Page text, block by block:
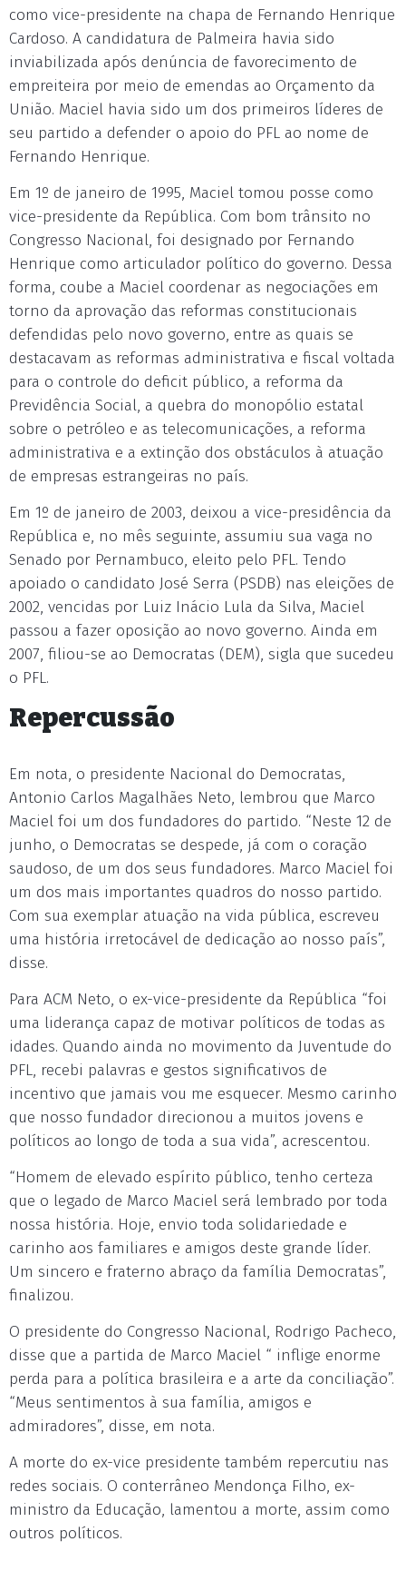
como vice-presidente na chapa de Fernando Henrique
Cardoso. A candidatura de Palmeira havia sido
inviabilizada após denúncia de favorecimento de
empreiteira por meio de emendas ao Orçamento da
União. Maciel havia sido um dos primeiros líderes de
seu partido a defender o apoio do PFL ao nome de
Fernando Henrique.
Em 1º de janeiro de 1995, Maciel tomou posse como
vice-presidente da República. Com bom trânsito no
Congresso Nacional, foi designado por Fernando
Henrique como articulador político do governo. Dessa
forma, coube a Maciel coordenar as negociações em
torno da aprovação das reformas constitucionais
defendidas pelo novo governo, entre as quais se
destacavam as reformas administrativa e fiscal voltada
para o controle do deficit público, a reforma da
Previdência Social, a quebra do monopólio estatal
sobre o petróleo e as telecomunicações, a reforma
administrativa e a extinção dos obstáculos à atuação
de empresas estrangeiras no país.
Em 1º de janeiro de 2003, deixou a vice-presidência da
República e, no mês seguinte, assumiu sua vaga no
Senado por Pernambuco, eleito pelo PFL. Tendo
apoiado o candidato José Serra (PSDB) nas eleições de
2002, vencidas por Luiz Inácio Lula da Silva, Maciel
passou a fazer oposição ao novo governo. Ainda em
2007, filiou-se ao Democratas (DEM), sigla que sucedeu
o PFL.
Repercussão
Em nota, o presidente Nacional do Democratas,
Antonio Carlos Magalhães Neto, lembrou que Marco
Maciel foi um dos fundadores do partido. “Neste 12 de
junho, o Democratas se despede, já com o coração
saudoso, de um dos seus fundadores. Marco Maciel foi
um dos mais importantes quadros do nosso partido.
Com sua exemplar atuação na vida pública, escreveu
uma história irretocável de dedicação ao nosso país”,
disse.
Para ACM Neto, o ex-vice-presidente da República “foi
uma liderança capaz de motivar políticos de todas as
idades. Quando ainda no movimento da Juventude do
PFL, recebi palavras e gestos significativos de
incentivo que jamais vou me esquecer. Mesmo carinho
que nosso fundador direcionou a muitos jovens e
políticos ao longo de toda a sua vida”, acrescentou.
“Homem de elevado espírito público, tenho certeza
que o legado de Marco Maciel será lembrado por toda
nossa história. Hoje, envio toda solidariedade e
carinho aos familiares e amigos deste grande líder.
Um sincero e fraterno abraço da família Democratas”,
finalizou.
O presidente do Congresso Nacional, Rodrigo Pacheco,
disse que a partida de Marco Maciel “ inflige enorme
perda para a política brasileira e a arte da conciliação”.
“Meus sentimentos à sua família, amigos e
admiradores”, disse, em nota.
A morte do ex-vice presidente também repercutiu nas
redes sociais. O conterrâneo Mendonça Filho, ex-
ministro da Educação, lamentou a morte, assim como
outros políticos.